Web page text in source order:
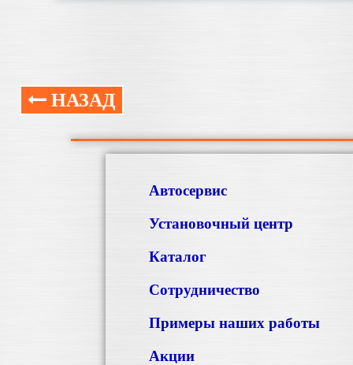
НАЗАД
Автосервис
Установочный центр
Каталог
Сотрудничество
Примеры наших работы
Акции